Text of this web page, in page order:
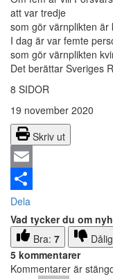
att var tredje
som gör värnplikten är
I dag är var femte
som gör värnplikten
Det berättar Sveriges
8 SIDOR
19 november 2020
Skriv ut
Email
Dela
Vad tycker du om
Bra: 7
5 kommentarer
Kommentarer är